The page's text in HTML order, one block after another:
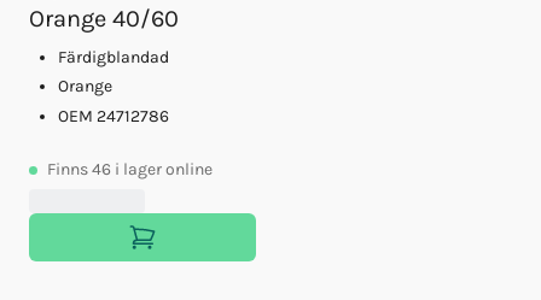
Orange 40/60
Färdigblandad
Orange
OEM 24712786
Finns46 i lager online